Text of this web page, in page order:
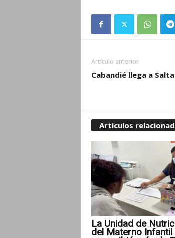
Artículo anterior
Cabandié llega a
Artículos
La Unidad de
del Materno Infantil